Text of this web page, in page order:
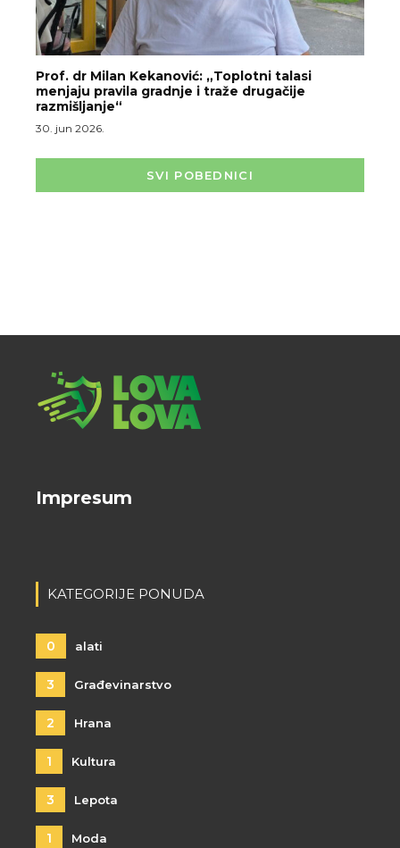
Prof. dr Milan Kekanović: „Toplotni talasi
menjaju pravila gradnje i traže drugačije
razmišljanje“
30. jun 2026.
SVI POBEDNICI
Impresum
KATEGORIJE PONUDA
0 alati
3 Građevinarstvo
2 Hrana
1 Kultura
3 Lepota
1 Moda